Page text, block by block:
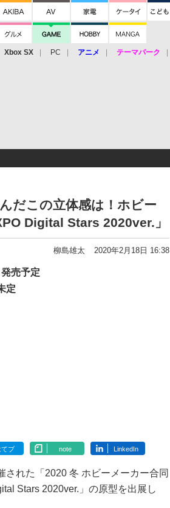
Xbox SX PC アニメ テーマパーク
だこの立体感は！ホビー
Digital Stars 2020ver.」
柳島雄太 2020年2月18日 16:38
売予定
定
てブ note LinkedIn
れた「2020 冬 ホビーメーカー合同
Stars 2020ver.」の原型を出展し